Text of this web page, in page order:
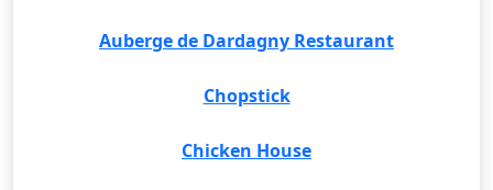
Auberge de Dardagny Restaurant
Chopstick
Chicken House